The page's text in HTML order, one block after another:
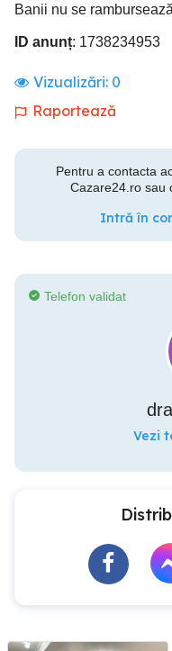
Banii nu se rambursează
ID anunț: 1738234953
Vizualizări: 0
Raportează
Pentru a contacta
Cazare24.ro sau
Intră în
Telefon validat
Vezi